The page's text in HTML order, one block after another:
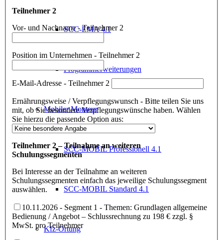
SCC-EMA 4.1
Programmerweiterungen
Mobiler Monteur
SCC-MOBIL Professionell 4.1
SCC-MOBIL Standard 4.1
Kfz-Ortung
Teilnehmer 2
Vor- und Nachname - Teilnehmer 2
Position im Unternehmen - Teilnehmer 2
E-Mail-Adresse - Teilnehmer 2
Ernährungsweise / Verpflegungswunsch - Bitte teilen Sie uns
mit, ob Sie besondere Verpflegungswünsche haben. Wählen
Sie hierzu die passende Option aus:
Teilnehmer 2 – Teilnahme an weiteren
Schulungssegmenten
Bei Interesse an der Teilnahme an weiteren
Schulungssegmenten einfach das jeweilige Schulungssegment
auswählen.
10.11.2026 - Segment 1 - Themen: Grundlagen allgemeine
Bedienung / Angebot – Schlussrechnung zu 198 € zzgl. §
MwSt. pro Teilnehmer